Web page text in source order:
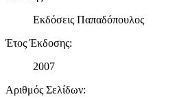
Εκδόσεις Παπαδόπουλος
Έτος Έκδοσης:
2007
Αριθμός Σελίδων: